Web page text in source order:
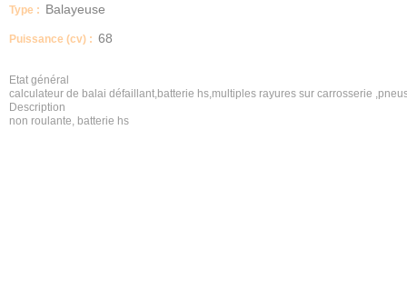
Type : Balayeuse
Puissance (cv) : 68
Etat général
calculateur de balai défaillant,batterie hs,multiples rayures sur carrosserie
Description
non roulante, batterie hs